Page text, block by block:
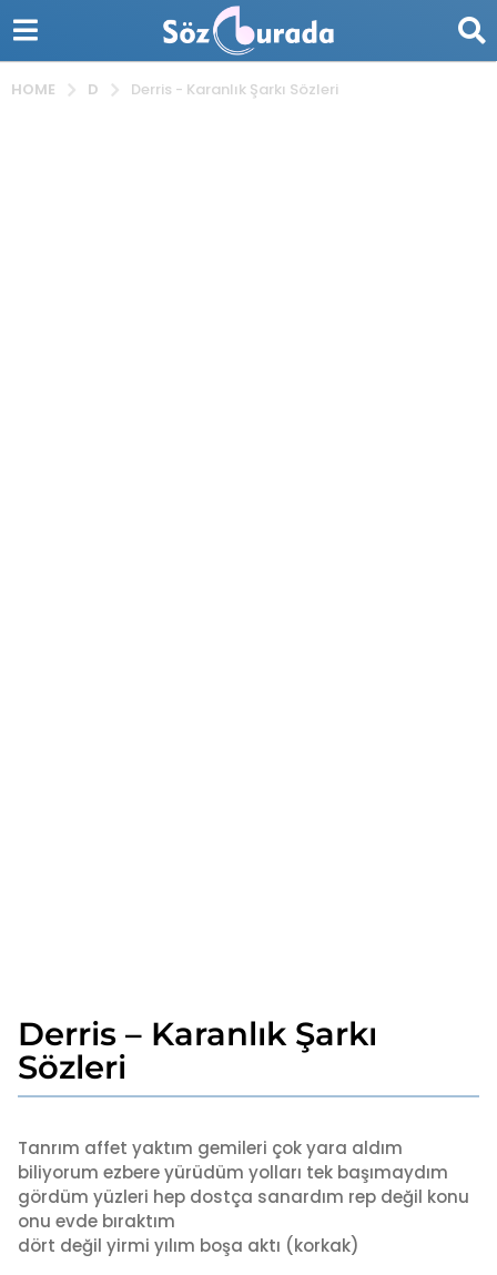
HOME D Derris - Karanlık Şarkı Sözleri
2
y
ı
l
g
o
2
y
ı
Derris – Karanlık Şarkı
Sözleri
y
a
d
m
i
n
Tanrım affet yaktım gemileri çok yara aldım
biliyorum ezbere yürüdüm yolları tek başımaydım
gördüm yüzleri hep dostça sanardım rep değil konu
onu evde bıraktım
dört değil yirmi yılım boşa aktı (korkak)